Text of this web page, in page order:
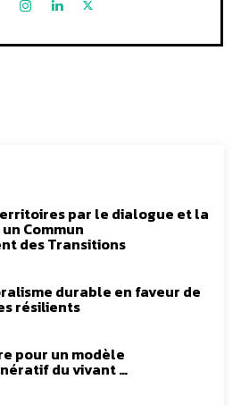
par le dialogue et la
Commun
des Transitions
durable en faveur de
résilients
pour un modèle
du vivant …